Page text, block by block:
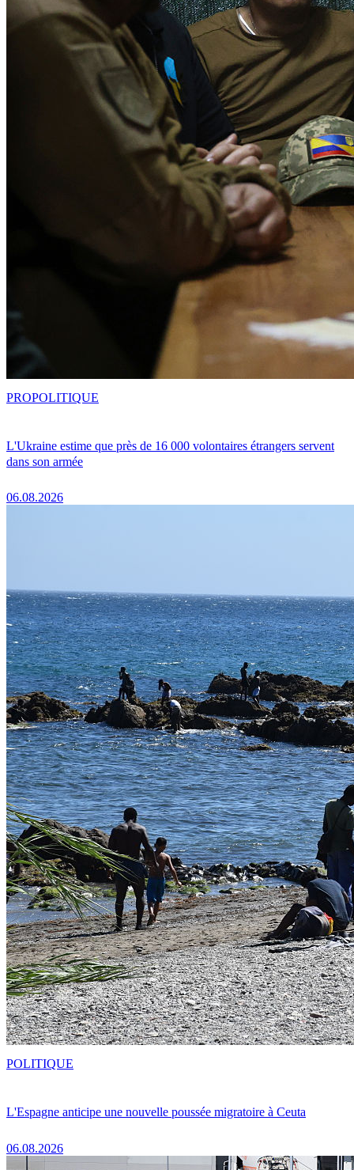
L'Ukraine estime que près de 16 000 volontaires étrangers servent
dans son armée
06.08.2026
PROPOLITIQUE
L'Espagne anticipe une nouvelle poussée migratoire à Ceuta
06.08.2026
POLITIQUE